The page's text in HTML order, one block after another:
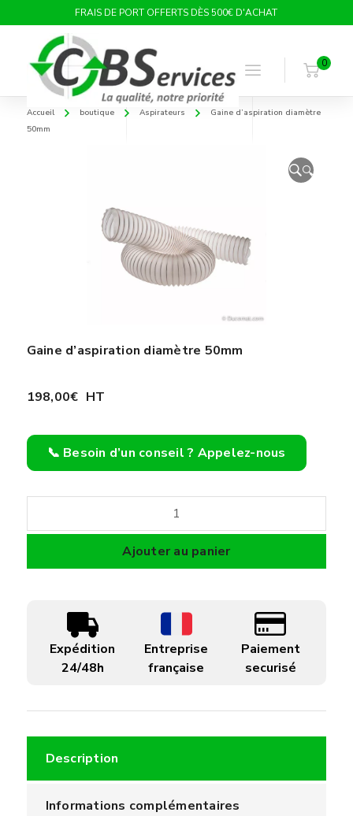
FRAIS DE PORT OFFERTS DÈS 500€ D'ACHAT
0
Accueil boutique Aspirateurs
Gaine d’aspiration diamètre
50mm
🔍
Gaine d’aspiration diamètre 50mm
198,00€ HT
📞 Besoin d’un conseil ? Appelez-nous
de
d'aspiration
Ajouter au panier
Expédition
24/48h
Entreprise
française
Paiement
securisé
Description
Informations complémentaires